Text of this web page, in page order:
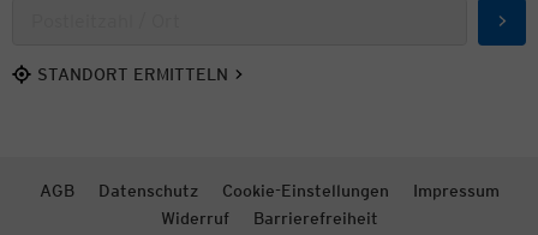
STANDORT ERMITTELN
AGB Datenschutz Cookie-Einstellungen
Impressum
Widerruf
Barrierefreiheit